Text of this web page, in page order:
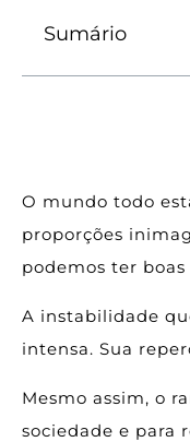
Sumário
O mundo todo
proporções
podemos ter
A instabilidade
intensa. Sua
Mesmo assim, o
sociedade e para